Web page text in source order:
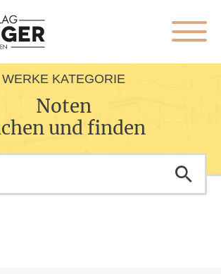
WERKE KATEGORIE
Noten
und finden